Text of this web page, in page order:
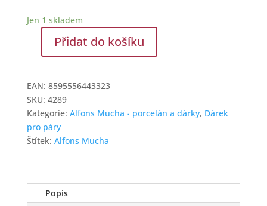
Jen 1 skladem
podšálkem
na
espresso
Mucha
bílý
množství
Přidat do košíku
EAN: 8595556443323
SKU: 4289
Kategorie: Alfons Mucha - porcelán a dárky, Dárek
pro páry
Štítek: Alfons Mucha
Popis